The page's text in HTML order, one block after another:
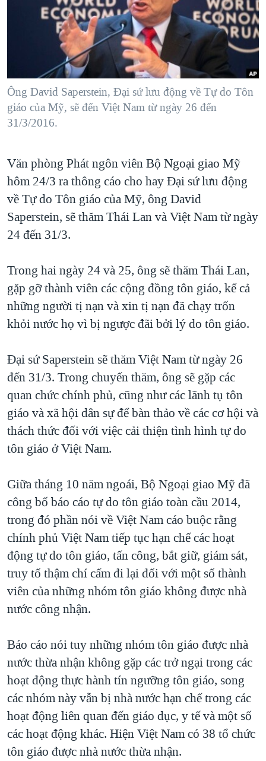
NGƯỜI VIỆT HẢI NGOẠI
ĐỜI SỐNG
KHOA HỌC
SỨC KHOẺ
VĂN HOÁ
GIÁO DỤC
HÀNH TRÌNH BẦU CỬ 2024
MỘT NĂM CHIẾN TRANH TẠI DẢI GAZA
GIẢI MÃ VÀNH ĐAI & CON ĐƯỜNG
NGÀY TỊ NẠN THẾ GIỚI
TRỊNH VĨNH BÌNH - NGƯỜI HẠ 'BÊN THẮNG CUỘC'
THƯỢNG ĐỈNH TRUMP-KIM TẠI VIỆT NAM
TRỊNH VĨNH BÌNH VS. CHÍNH PHỦ VIỆT NAM
NGƯ DÂN VIỆT VÀ LÀN SÓNG TRỘM HẢI SÂM
Ngôn ngữ khác
Ông David Saperstein, Đại sứ lưu động về Tự do Tôn
giáo của Mỹ, sẽ đến Việt Nam từ ngày 26 đến
31/3/2016.
Văn phòng Phát ngôn viên Bộ Ngoại giao Mỹ
hôm 24/3 ra thông cáo cho hay Đại sứ lưu động
về Tự do Tôn giáo của Mỹ, ông David
Saperstein, sẽ thăm Thái Lan và Việt Nam từ ngày
24 đến 31/3.
Trong hai ngày 24 và 25, ông sẽ thăm Thái Lan,
gặp gỡ thành viên các cộng đồng tôn giáo, kể cả
những người tị nạn và xin tị nạn đã chạy trốn
khỏi nước họ vì bị ngược đãi bởi lý do tôn giáo.
Đại sứ Saperstein sẽ thăm Việt Nam từ ngày 26
đến 31/3. Trong chuyến thăm, ông sẽ gặp các
quan chức chính phủ, cũng như các lãnh tụ tôn
giáo và xã hội dân sự để bàn thảo về các cơ hội và
thách thức đối với việc cải thiện tình hình tự do
tôn giáo ở Việt Nam.
Giữa tháng 10 năm ngoái, Bộ Ngoại giao Mỹ đã
công bố báo cáo tự do tôn giáo toàn cầu 2014,
trong đó phần nói về Việt Nam cáo buộc rằng
chính phủ Việt Nam tiếp tục hạn chế các hoạt
động tự do tôn giáo, tấn công, bắt giữ, giám sát,
truy tố thậm chí cấm đi lại đối với một số thành
viên của những nhóm tôn giáo không được nhà
nước công nhận.
Báo cáo nói tuy những nhóm tôn giáo được nhà
nước thừa nhận không gặp các trở ngại trong các
hoạt động thực hành tín ngưỡng tôn giáo, song
các nhóm này vẫn bị nhà nước hạn chế trong các
hoạt động liên quan đến giáo dục, y tế và một số
các hoạt động khác. Hiện Việt Nam có 38 tổ chức
tôn giáo được nhà nước thừa nhận.